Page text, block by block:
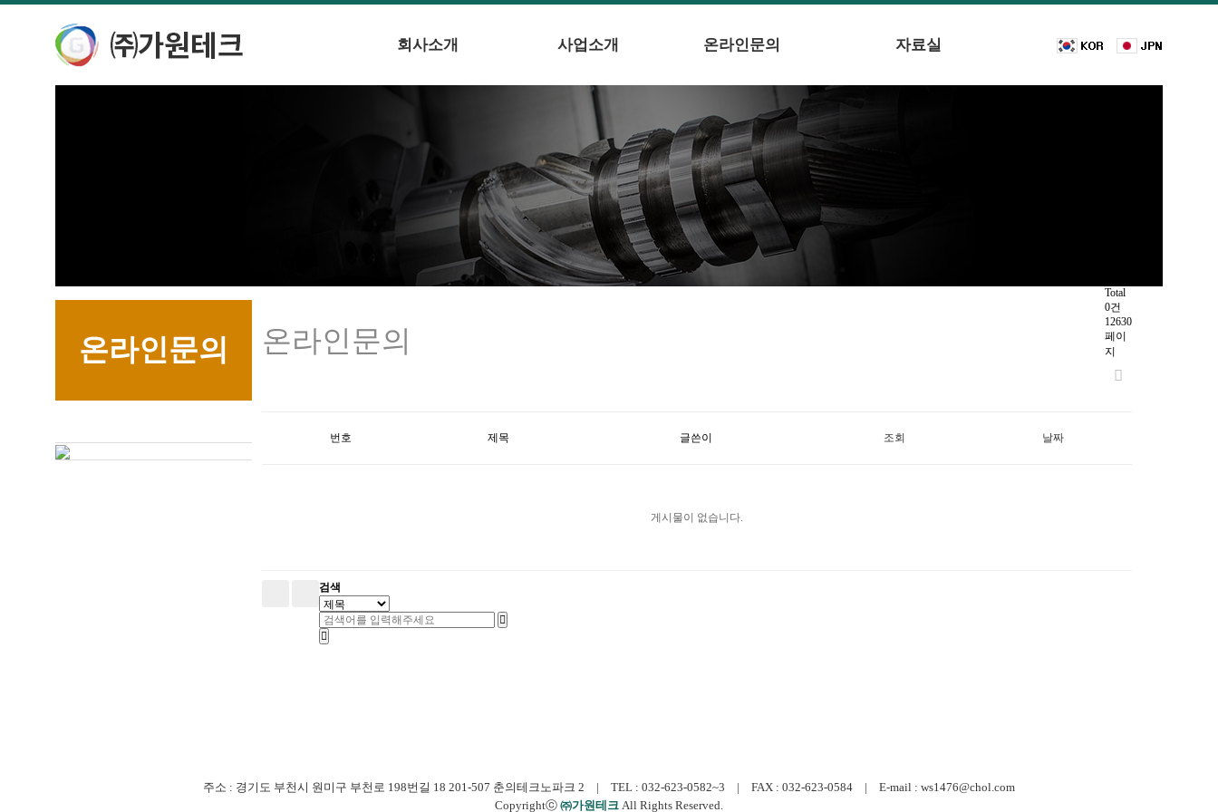
회사소개 사업소개 온라인문의 자료실
온라인문의 온라인문의
Total
0건
12630
페이
지
번호 제목 글쓴이 조회 날짜
게시물이 없습니다.
검색
주소 : 경기도 부천시 원미구 부천로 198번길 18 201-507 춘의테크노파크 2 | TEL : 032-623-0582~3 | FAX : 032-623-0584 | E-mail : ws1476@chol.com
Copyrightⓒ ㈜가원테크 All Rights Reserved.